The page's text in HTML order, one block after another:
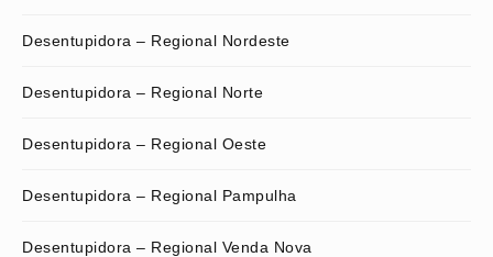
Desentupidora – Regional Nordeste
Desentupidora – Regional Norte
Desentupidora – Regional Oeste
Desentupidora – Regional Pampulha
Desentupidora – Regional Venda Nova